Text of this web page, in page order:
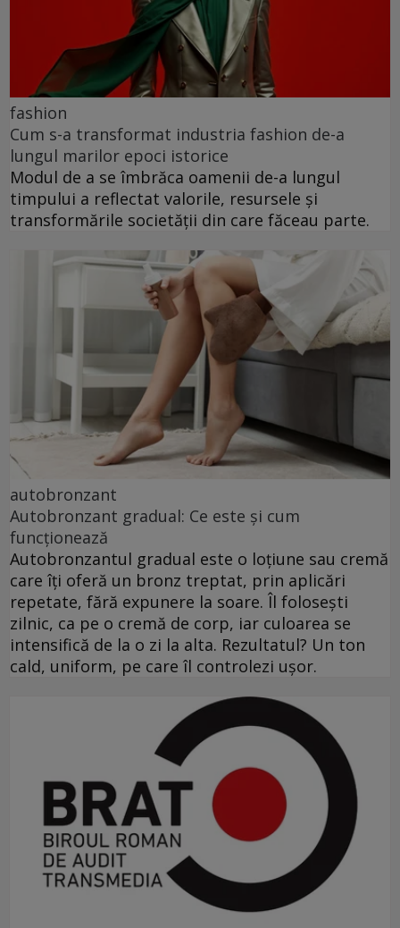
fashion
Cum s-a transformat industria fashion de-a
lungul marilor epoci istorice
Modul de a se îmbrăca oamenii de-a lungul
timpului a reflectat valorile, resursele și
transformările societății din care făceau parte.
autobronzant
Autobronzant gradual: Ce este și cum
funcționează
Autobronzantul gradual este o loțiune sau cremă
care îți oferă un bronz treptat, prin aplicări
repetate, fără expunere la soare. Îl folosești
zilnic, ca pe o cremă de corp, iar culoarea se
intensifică de la o zi la alta. Rezultatul? Un ton
cald, uniform, pe care îl controlezi ușor.